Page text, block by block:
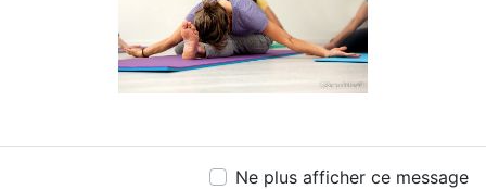
Ne plus afficher ce message
Téléphone
06 29 51 16 29